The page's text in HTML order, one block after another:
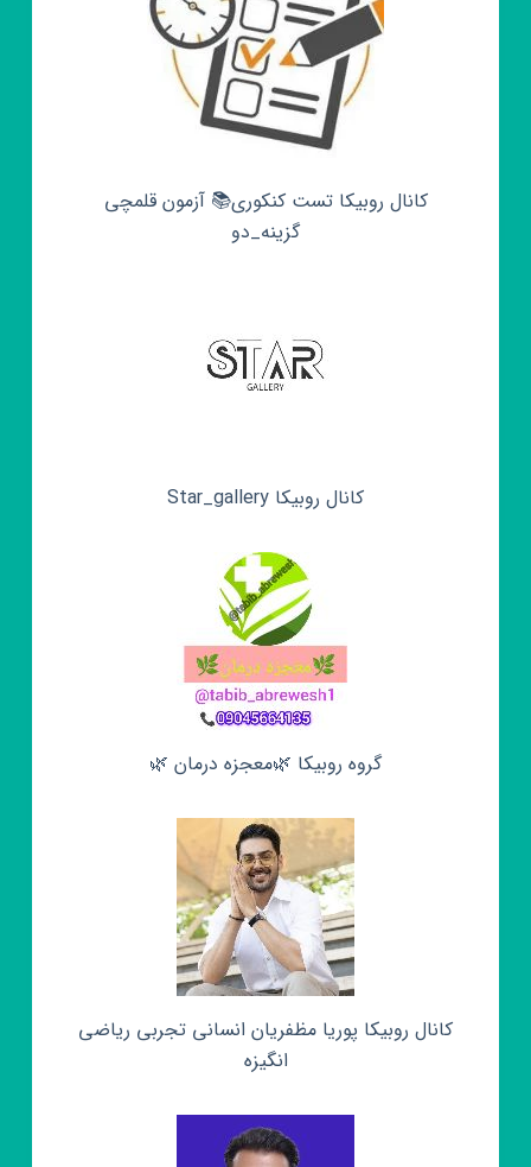
کانال روبیکا تست کنکوری📚 آزمون قلمچی‌‌
گزینه_دو
کانال روبیکا Star_gallery
گروه روبیکا 🌿معجزه درمان 🌿
کانال روبیکا پوریا مظفریان انسانی تجربی ریاضی
انگیزه